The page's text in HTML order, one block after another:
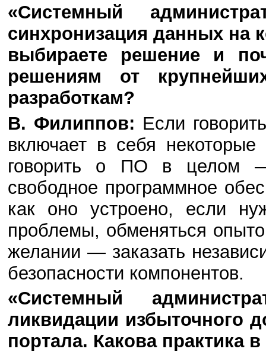
«Системный
синхронизация данных на
выбираете решение и
решениям от
разработкам?
В. Филиппов: Если
включает в себя
говорить о ПО в целом —
свободное программное
как оно устроено, если
проблемы, обменяться
желании — заказать
безопасности компонентов.
«Системный
ликвидации избыточного
портала. Какова практика